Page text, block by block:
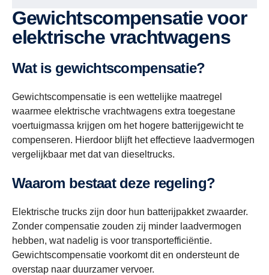
Gewichtscompensatie voor
elektrische vrachtwagens
Wat is gewichtscompensatie?
Gewichtscompensatie is een wettelijke maatregel
waarmee elektrische vrachtwagens extra toegestane
voertuigmassa krijgen om het hogere batterijgewicht te
compenseren. Hierdoor blijft het effectieve laadvermogen
vergelijkbaar met dat van dieseltrucks.
Waarom bestaat deze regeling?
Elektrische trucks zijn door hun batterijpakket zwaarder.
Zonder compensatie zouden zij minder laadvermogen
hebben, wat nadelig is voor transportefficiëntie.
Gewichtscompensatie voorkomt dit en ondersteunt de
overstap naar duurzamer vervoer.